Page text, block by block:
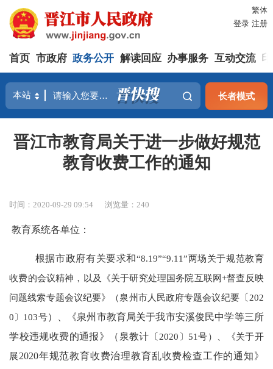
繁体
登录 注册
首页 市政府 政务公开 解读回应 办事服务 互动交流
长者模式
晋江市教育局关于进一步做好规范
教育收费工作的通知
时间：2020-09-29 09:54 浏览量：240
教育系统各单位：
根据市政府有关要求和“8.19”“9.11”两场关于规范教育
收费的会议精神，以及《关于研究处理国务院互联网+督查反映
问题线索专题会议纪要》（泉州市人民政府专题会议纪要〔 202
0〕103号）、《泉州市教育局关于我市安溪俊民中学等三所
学校违规收费的通报》（泉教计〔 2020〕51号）、《关于开
展2020年规范教育收费治理教育乱收费检查工作的通知》